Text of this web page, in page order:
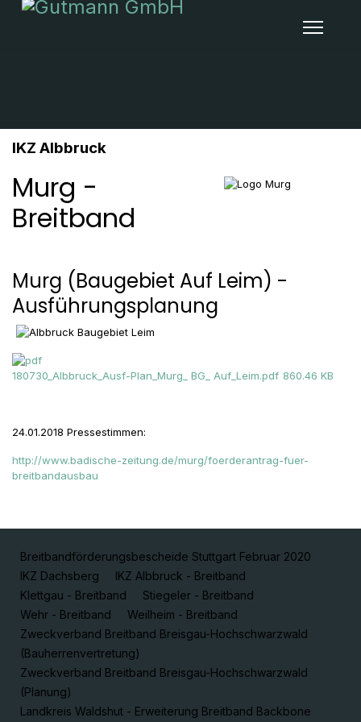
IKZ Albbruck
Murg -
Breitband
Murg (Baugebiet Auf Leim) -
Ausführungsplanung
180730_Albbruck_Ausf-Plan_Murg_ BG_ Auf_Leim.pdf 860.46 KB
24.01.2018 Pressestimmen:
http://www.badische-zeitung.de/murg/foerderantrag-fuer-
breitbandausbau
Breitbandförderungsbescheide Stuttgart Februar 2020
IKZ Dachsberg
IKZ Albbruck - Breitband
Klettgau - Breitband
Stiegeler - Breitband
Wehr - Breitband
Weilheim - Breitband
Zweckverband Breitband Breisgau-Hochschwarzwald
(Bauherrenvertretung)
Zweckverband Breitband Breisgau-Hochschwarzwald
(Planung)
Landkreis Waldshut - Erweiterung Breitband Backbone